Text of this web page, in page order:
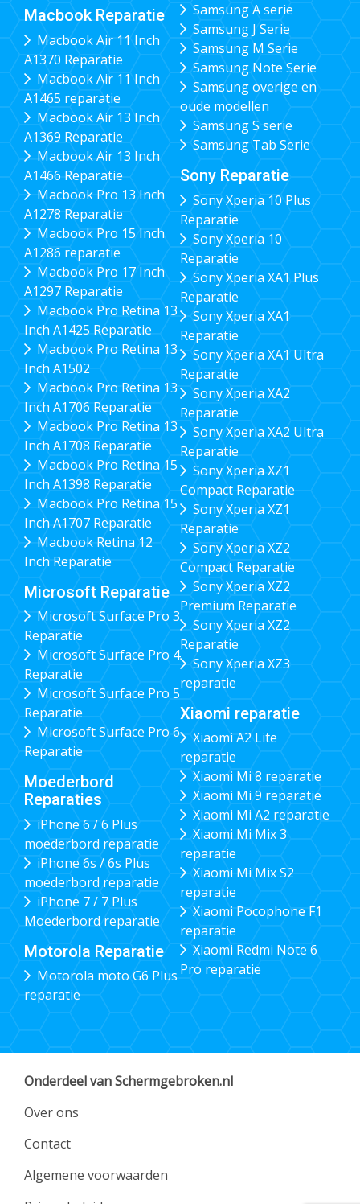
Macbook Reparatie
Macbook Air 11 Inch
A1370 Reparatie
Macbook Air 11 Inch
A1465 reparatie
Macbook Air 13 Inch
A1369 Reparatie
Macbook Air 13 Inch
A1466 Reparatie
Macbook Pro 13 Inch
A1278 Reparatie
Macbook Pro 15 Inch
A1286 reparatie
Macbook Pro 17 Inch
A1297 Reparatie
Macbook Pro Retina 13
Inch A1425 Reparatie
Macbook Pro Retina 13
Inch A1502
Macbook Pro Retina 13
Inch A1706 Reparatie
Macbook Pro Retina 13
Inch A1708 Reparatie
Macbook Pro Retina 15
Inch A1398 Reparatie
Macbook Pro Retina 15
Inch A1707 Reparatie
Macbook Retina 12
Inch Reparatie
Microsoft Reparatie
Microsoft Surface Pro 3
Reparatie
Microsoft Surface Pro 4
Reparatie
Microsoft Surface Pro 5
Reparatie
Microsoft Surface Pro 6
Reparatie
Moederbord
Reparaties
iPhone 6 / 6 Plus
moederbord reparatie
iPhone 6s / 6s Plus
moederbord reparatie
iPhone 7 / 7 Plus
Moederbord reparatie
Motorola Reparatie
Motorola moto G6 Plus
reparatie
Samsung A serie
Samsung J Serie
Samsung M Serie
Samsung Note Serie
Samsung overige en
oude modellen
Samsung S serie
Samsung Tab Serie
Sony Reparatie
Sony Xperia 10 Plus
Reparatie
Sony Xperia 10
Reparatie
Sony Xperia XA1 Plus
Reparatie
Sony Xperia XA1
Reparatie
Sony Xperia XA1 Ultra
Reparatie
Sony Xperia XA2
Reparatie
Sony Xperia XA2 Ultra
Reparatie
Sony Xperia XZ1
Compact Reparatie
Sony Xperia XZ1
Reparatie
Sony Xperia XZ2
Compact Reparatie
Sony Xperia XZ2
Premium Reparatie
Sony Xperia XZ2
Reparatie
Sony Xperia XZ3
reparatie
Xiaomi reparatie
Xiaomi A2 Lite
reparatie
Xiaomi Mi 8 reparatie
Xiaomi Mi 9 reparatie
Xiaomi Mi A2 reparatie
Xiaomi Mi Mix 3
reparatie
Xiaomi Mi Mix S2
reparatie
Xiaomi Pocophone F1
reparatie
Xiaomi Redmi Note 6
Pro reparatie
Onderdeel van Schermgebroken.nl
Over ons
Contact
Algemene voorwaarden